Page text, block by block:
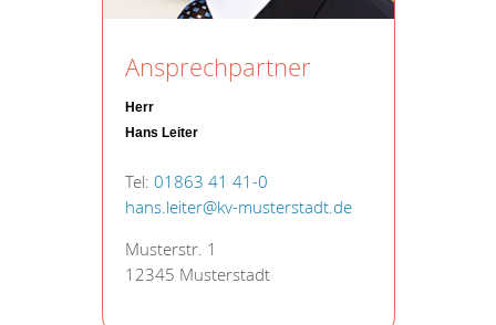
Ansprechpartner
Herr
Hans Leiter
Tel: 01863 41 41-0
hans.leiter@kv-musterstadt.de
Musterstr. 1
12345 Musterstadt